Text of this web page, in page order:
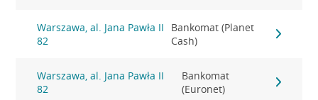
Warszawa, al. Jana Pawła II
82
Bankomat (Planet
Cash)
Warszawa, al. Jana Pawła II
82
Bankomat
(Euronet)